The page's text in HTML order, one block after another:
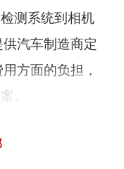
测系统到相机
汽车制造商定
方面的负担，
。
如Minieye(佑